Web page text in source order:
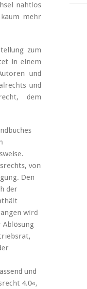
nahtlos
mehr
zum
in einem
und
und
dem
von
Den
der
wird
Ablösung
und
4.0«,